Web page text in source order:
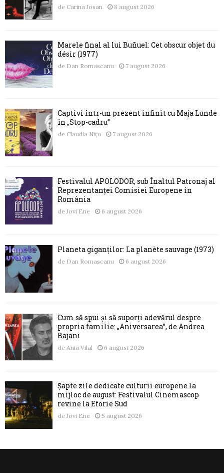
de Carina Josan 8 august 2026
Marele final al lui Buñuel: Cet obscur objet du
désir (1977)
de Dan Romascanu 7 august 2026
Captivi într-un prezent infinit cu Maja Lunde
în „Stop-cadru”
de Claudia Nițu 7 august 2026
Festivalul APOLODOR, sub Înaltul Patronaj al
Reprezentanței Comisiei Europene în
România
de Jovi Ene 6 august 2026
Planeta giganților: La planète sauvage (1973)
de Dan Romascanu 6 august 2026
Cum să spui și să suporți adevărul despre
propria familie: „Aniversarea”, de Andrea
Bajani
de Ania Vilal 6 august 2026
Șapte zile dedicate culturii europene la
mijloc de august: Festivalul Cinemascop
revine la Eforie Sud
de Jovi Ene 5 august 2026